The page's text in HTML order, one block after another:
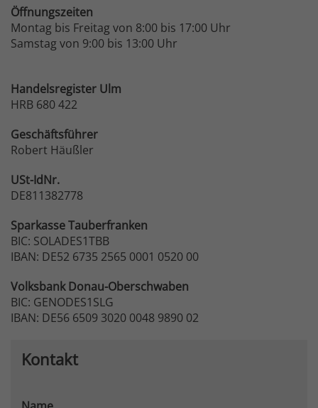
Öffnungszeiten
Montag bis Freitag von 8:00 bis 17:00 Uhr
Samstag von 9:00 bis 13:00 Uhr
Handelsregister Ulm
HRB 680 422
Geschäftsführer
Robert Häußler
USt-IdNr.
DE811382778
SparkasseTauberfranken
BIC: SOLADES1TBB
IBAN: DE52 6735 2565 0001 0520 00
VolksbankDonau-Oberschwaben
BIC: GENODES1SLG
IBAN: DE56 6509 3020 0048 9890 02
Kontakt